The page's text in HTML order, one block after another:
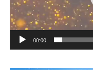
00:00